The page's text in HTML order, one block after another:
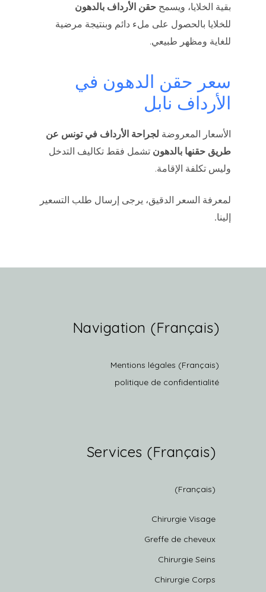
بقية الخلايا، ويسمح حقن الأرداف بالدهون
للخلايا بالحصول على ملء دائم وبنتيجة مرضية
للغاية ومظهر طبيعي.
سعر حقن الدهون في
الأرداف نابل
الأسعار المعروضة لجراحة الأرداف في تونس عن
طريق حقنها بالدهون تشمل فقط تكاليف التدخل
وليس تكلفة الإقامة.
لمعرفة السعر الدقيق، يرجى إرسال طلب التسعير
إلينا.
(Français) Navigation
(Français) Mentions légales
politique de confidentialité
(Français) Services
(Français)
Chirurgie Visage
Greffe de cheveux
Chirurgie Seins
Chirurgie Corps